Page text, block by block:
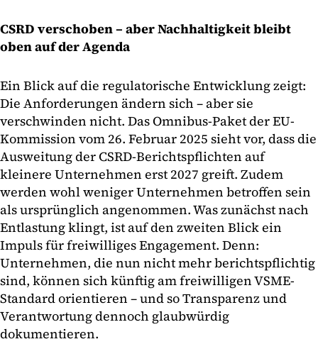
CSRD verschoben – aber Nachhaltigkeit bleibt
oben auf der Agenda
Ein Blick auf die regulatorische Entwicklung zeigt:
Die Anforderungen ändern sich – aber sie
verschwinden nicht. Das Omnibus-Paket der EU-
Kommission vom 26. Februar 2025 sieht vor, dass die
Ausweitung der CSRD-Berichtspflichten auf
kleinere Unternehmen erst 2027 greift. Zudem
werden wohl weniger Unternehmen betroffen sein
als ursprünglich angenommen. Was zunächst nach
Entlastung klingt, ist auf den zweiten Blick ein
Impuls für freiwilliges Engagement. Denn:
Unternehmen, die nun nicht mehr berichtspflichtig
sind, können sich künftig am freiwilligen VSME-
Standard orientieren – und so Transparenz und
Verantwortung dennoch glaubwürdig
dokumentieren.